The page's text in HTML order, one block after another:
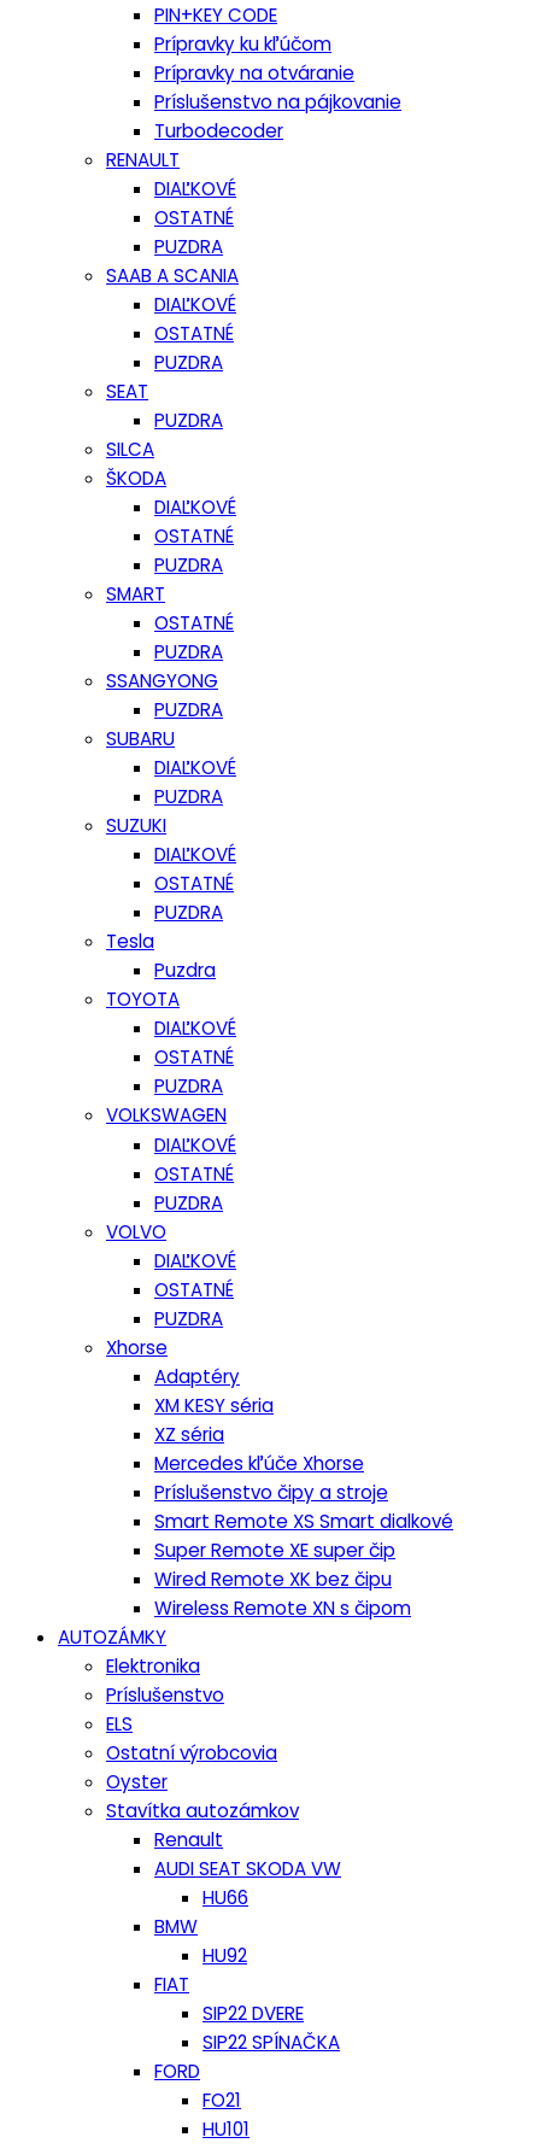
PIN+KEY CODE
Prípravky ku kľúčom
Prípravky na otváranie
Príslušenstvo na pájkovanie
Turbodecoder
RENAULT
DIAĽKOVÉ
OSTATNÉ
PUZDRA
SAAB A SCANIA
DIAĽKOVÉ
OSTATNÉ
PUZDRA
SEAT
PUZDRA
SILCA
ŠKODA
DIAĽKOVÉ
OSTATNÉ
PUZDRA
SMART
OSTATNÉ
PUZDRA
SSANGYONG
PUZDRA
SUBARU
DIAĽKOVÉ
PUZDRA
SUZUKI
DIAĽKOVÉ
OSTATNÉ
PUZDRA
Tesla
Puzdra
TOYOTA
DIAĽKOVÉ
OSTATNÉ
PUZDRA
VOLKSWAGEN
DIAĽKOVÉ
OSTATNÉ
PUZDRA
VOLVO
DIAĽKOVÉ
OSTATNÉ
PUZDRA
Xhorse
Adaptéry
XM KESY séria
XZ séria
Mercedes kľúče Xhorse
Príslušenstvo čipy a stroje
Smart Remote XS Smart dialkové
Super Remote XE super čip
Wired Remote XK bez čipu
Wireless Remote XN s čipom
AUTOZÁMKY
Elektronika
Príslušenstvo
ELS
Ostatní výrobcovia
Oyster
Stavítka autozámkov
Renault
AUDI SEAT SKODA VW
HU66
BMW
HU92
FIAT
SIP22 DVERE
SIP22 SPÍNAČKA
FORD
FO21
HU101